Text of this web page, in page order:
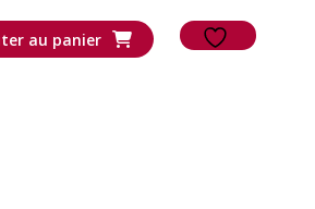
au panier